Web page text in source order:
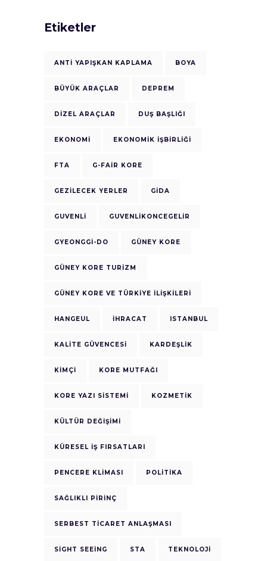
Etiketler
ANTI YAPIŞKAN KAPLAMA BOYA
BÜYÜK ARAÇLAR DEPREM
DIZEL ARAÇLAR DUŞ BAŞLIĞI
EKONOMI EKONOMIK IŞBIRLIĞI
FTA G-FAIR KORE
GEZILECEK YERLER GIDA
GUVENLI GUVENLIKONCEGELIR
GYEONGGI-DO GÜNEY KORE
GÜNEY KORE TURIZM
GÜNEY KORE VE TÜRKIYE ILIŞKILERI
HANGEUL IHRACAT ISTANBUL
KALITE GÜVENCESI KARDEŞLIK
KIMÇI KORE MUTFAĞI
KORE YAZI SISTEMI KOZMETIK
KÜLTÜR DEĞIŞIMI
KÜRESEL İŞ FIRSATLARI
PENCERE KLIMASI POLITIKA
SAĞLIKLI PIRINÇ
SERBEST TICARET ANLAŞMASI
SIGHT SEEING STA TEKNOLOJI